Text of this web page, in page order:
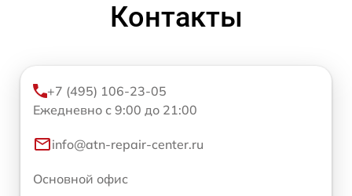
Контакты
+7 (495) 106-23-05
Ежедневно с 9:00 до 21:00
info@atn-repair-center.ru
Основной офис